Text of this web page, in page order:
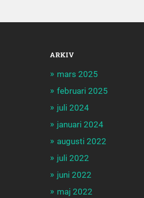
ARKIV
mars 2025
februari 2025
juli 2024
januari 2024
augusti 2022
juli 2022
juni 2022
maj 2022